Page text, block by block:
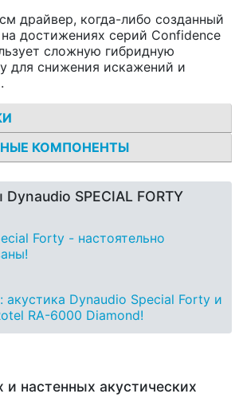
драйвер, когда-либо созданный
достижениях серий Confidence
сложную гибридную
для снижения искажений и
КОМПОНЕНТЫ
SPECIAL FORTY
Forty - настоятельно
акустика Dynaudio Special Forty и
RA-6000 Diamond!
настенных акустических